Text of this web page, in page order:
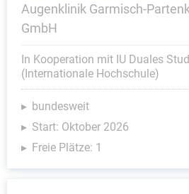
Augenklinik Garmisch-
GmbH
In Kooperation mit IU Duales
(Internationale Hochschule)
bundesweit
Start: Oktober 2026
Freie Plätze: 1